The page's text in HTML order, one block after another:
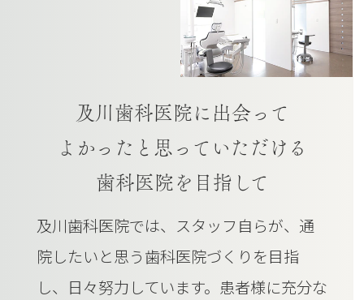
及川歯科医院に出会って
よかったと思っていただける
及川歯科医院では、スタッフ自らが、通
院したいと思う歯科医院づくりを目指